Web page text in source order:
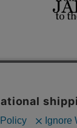
THE TOKYO CONZ